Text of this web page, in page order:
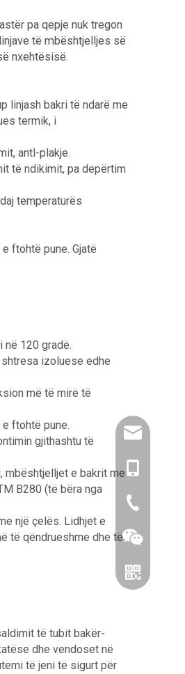
pa qepje nuk tregon
të mbështjelljes së
nxehtësisë.
linjash bakri të ndarë me
termik, i
antl-plakje.
të ndikimit, pa depërtim
temperaturës
ftohtë pune. Gjatë
në 120 gradë.
izoluese edhe
më të mirë të
ftohtë pune.
gjithashtu të
mbështjelljet e bakrit me
B280 (të bëra nga
një çelës. Lidhjet e
të qëndrueshme dhe të
të tubit bakër-
dhe vendoset në
të jeni të sigurt për
86-